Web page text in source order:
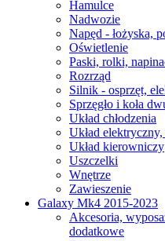
Hamulce
Nadwozie
Napęd - łożyska,
Oświetlenie
Paski, rolki,
Rozrząd
Silnik - osprzęt,
Sprzęgło i koła
Układ chłodzenia
Układ elektryczny,
Układ kierowniczy
Uszczelki
Wnętrze
Zawieszenie
Galaxy Mk4 2015-2023
Akcesoria,
dodatkowe